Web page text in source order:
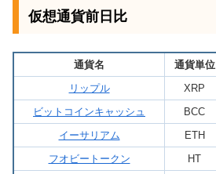
仮想通貨前日比
通貨名 通貨単位
リップル
XRP
ビットコインキャッシュ
BCC
イーサリアム
ETH
フオビートークン
HT